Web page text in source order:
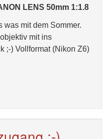
LENS 50mm 1:1.8
was mit dem Sommer.
mit ins
;-) Vollformat (Nikon Z6)